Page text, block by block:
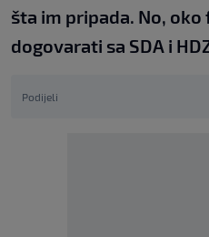
šta im pripada. No,
dogovarati sa SDA i
Podijeli